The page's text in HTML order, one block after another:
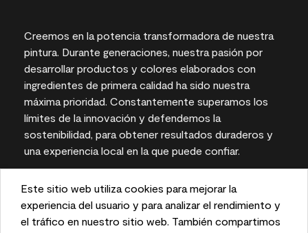
This website uses cookies to enhance user experience
and to analyze performance and traffic on our website.
Este sitio web utiliza cookies para mejorar la
experiencia del usuario y para analizar el rendimiento y
el tráfico en nuestro sitio web. También compartimos
Creemos en la potencia transformadora de nuestra
pintura. Durante generaciones, nuestra pasión por
desarrollar productos y colores elaborados con
ingredientes de primera calidad ha sido nuestra
máxima prioridad. Constantemente superamos los
límites de la innovación y defendemos la
sostenibilidad, para obtener resultados duraderos y
una experiencia local en la que puede confiar.
Las representaciones del color en pantallas e
impresas pueden variar con respecto a los colores